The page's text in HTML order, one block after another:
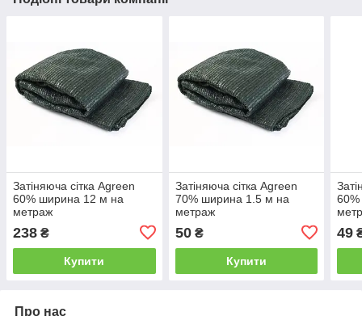
Затіняюча сітка Agreen
60% ширина 12 м на
метраж
238 ₴
Купити
Затіняюча сітка Agreen
70% ширина 1.5 м на
метраж
50₴
Купити
49
Про нас